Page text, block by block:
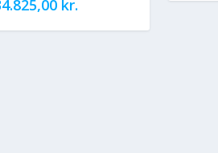
kr.